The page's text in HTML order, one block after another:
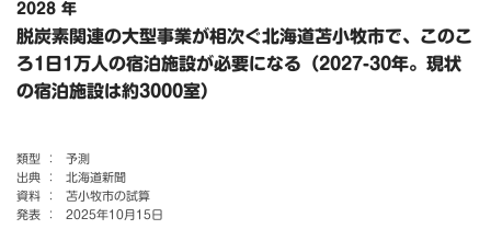
2028 年
脱炭素関連の大型事業が相次ぐ北海道苫小牧市で、このこ
ろ1日1万人の宿泊施設が必要になる（2027-30年。現状
の宿泊施設は約3000室）
類型 ：
予測
出典 ：
北海道新聞
資料 ：
苫小牧市の試算
発表 ：
2025年10月15日